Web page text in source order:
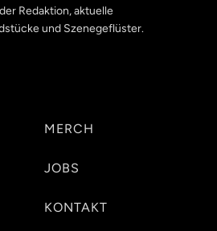
Redaktion, aktuelle
und Szenegeflüster.
MERCH
JOBS
KONTAKT